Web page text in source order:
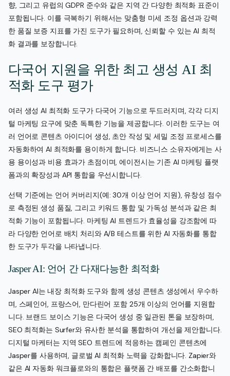
향, 그리고 유럽의 GDPR 준수와 같은 지역 간 다양한 최적화 표준이
포함됩니다. 이를 극복하기 위해서는 맞춤형 미세 조정 옵션과 강력
한 품질 보증 지표를 가진 도구가 필요하며, 신뢰할 수 있는 AI 최적
화 결과를 보장합니다.
다국어 지원을 위한 최고 생성 AI 최
적화 도구 평가
여러 생성 AI 최적화 도구가 다국어 기능으로 두드러지며, 각각 디지
털 마케팅 요구에 맞춘 독특한 기능을 제공합니다. 이러한 도구는 여
러 언어로 콘텐츠 아이디어 생성, 초안 작성 및 세밀 조정 프로세스를
자동화하여 AI 최적화를 용이하게 합니다. 비즈니스 소유자에게는 사
용 용이성과 비용 효과가 초점이며, 에이전시는 기존 AI 마케팅 플랫
폼과의 확장성과 API 통합을 우선시합니다.
선택 기준에는 언어 커버리지(예: 30개 이상 언어 지원), 유창성 점수
로 측정된 생성 품질, 그리고 키워드 통합 및 가독성 분석과 같은 최
적화 기능이 포함됩니다. 마케팅 AI 트렌드가 효율성을 강조함에 따
라 다양한 언어로 배치 처리와 A/B 테스트를 위한 AI 자동화를 통합
한 도구가 두각을 나타냅니다.
Jasper AI: 언어 간 다재다능한 최적화
Jasper AI는 내장 최적화 도구와 함께 생성 콘텐츠 생성에서 우수하
며, 스페인어, 프랑스어, 만다린어 포함 25개 이상의 언어를 지원합
니다. 브랜드 보이스 기능은 다국어 생성 중 일관된 톤을 보장하며,
SEO 최적화는 Surfer와 유사한 분석을 통합하여 개선을 제안합니다.
디지털 마케터는 지역 SEO 트렌드에 적응하는 캠페인 콘텐츠에
Jasper를 사용하며, 글로벌 AI 최적화 노력을 강화합니다. Zapier와
같은 AI 자동화 워크플로와의 통합은 플랫폼 간 배포를 간소화합니